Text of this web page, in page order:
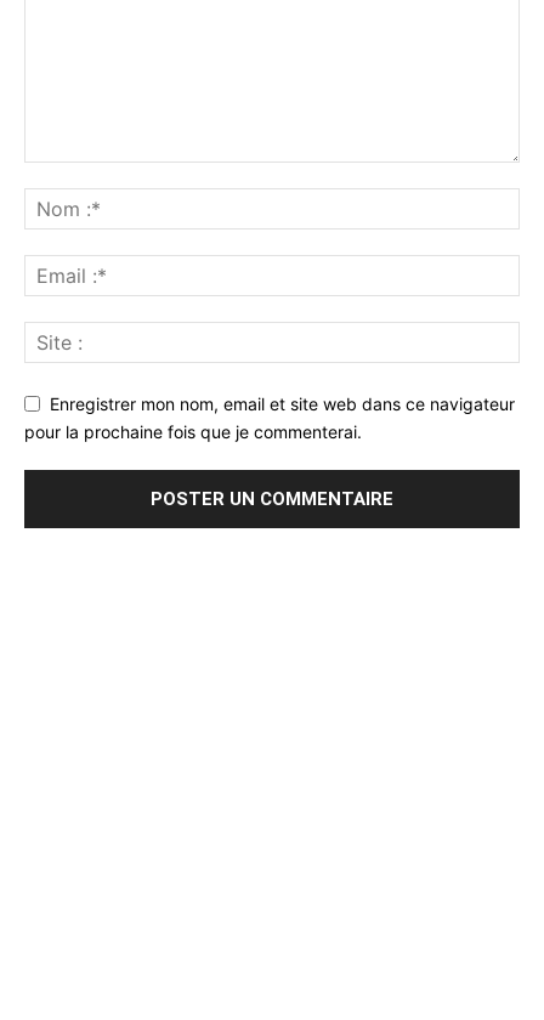
Enregistrer mon nom, email et site web dans ce navigateur
pour la prochaine fois que je commenterai.